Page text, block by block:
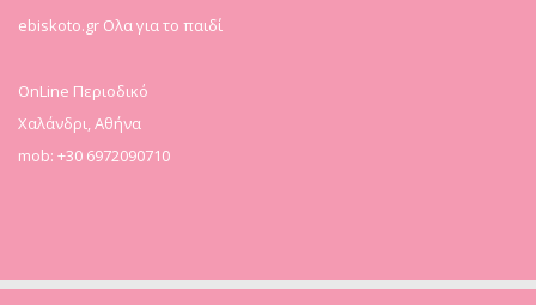
ebiskoto.gr Ολα για το παιδί
OnLine Περιοδικό
Χαλάνδρι, Αθήνα
mob: +30 6972090710